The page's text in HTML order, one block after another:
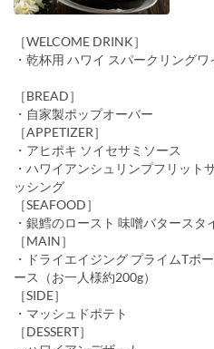
［WELCOME DRINK］
・乾杯用 ハワイ スパークリング
［BREAD］
・自家製ポップオーバー
［APPETIZER］
・アヒポキ ソイセサミソース
・ハワイアンシュリンプフリット
ッシング
［SEAFOOD］
・銀鱈のロースト 味噌バタース
［MAIN］
・ドライエイジング プライムTボ
ース（お一人様約200g）
［SIDE］
・マッシュドポテト
［DESSERT］